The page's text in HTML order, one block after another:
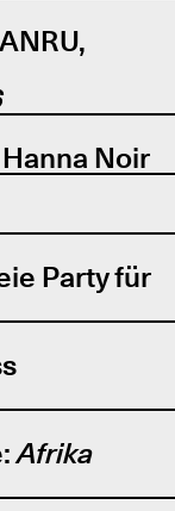
Noir
Party für
Afrika